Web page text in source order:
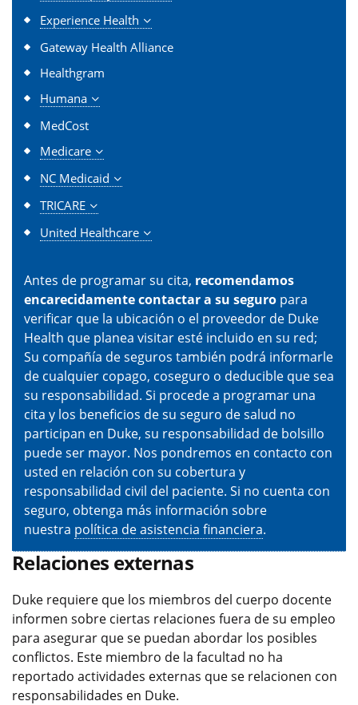
Experience Health
Gateway Health Alliance
Healthgram
Humana
MedCost
Medicare
NC Medicaid
TRICARE
United Healthcare
Antes de programar su cita, recomendamos
encarecidamente contactar a su seguro para
verificar que la ubicación o el proveedor de Duke
Health que planea visitar esté incluido en su red;
Su compañía de seguros también podrá informarle
de cualquier copago, coseguro o deducible que sea
su responsabilidad. Si procede a programar una
cita y los beneficios de su seguro de salud no
participan en Duke, su responsabilidad de bolsillo
puede ser mayor. Nos pondremos en contacto con
usted en relación con su cobertura y
responsabilidad civil del paciente. Si no cuenta con
seguro, obtenga más información sobre
nuestra política de asistencia financiera.
Relaciones externas
Duke requiere que los miembros del cuerpo docente
informen sobre ciertas relaciones fuera de su empleo
para asegurar que se puedan abordar los posibles
conflictos. Este miembro de la facultad no ha
reportado actividades externas que se relacionen con
responsabilidades en Duke.